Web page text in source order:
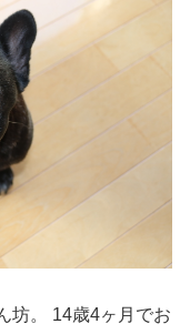
坊。 14歳4ヶ月でお